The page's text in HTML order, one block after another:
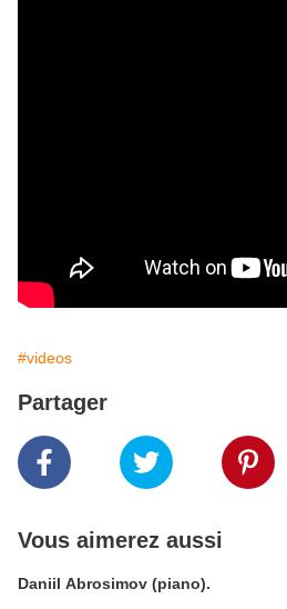
#videos
Partager
Vous aimerez aussi
Daniil Abrosimov (piano).